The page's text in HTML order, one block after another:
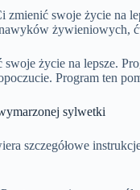
zmienić swoje życie na
żywieniowych,
swoje życie na lepsze.
Program ten
sylwetki
szczegółowe